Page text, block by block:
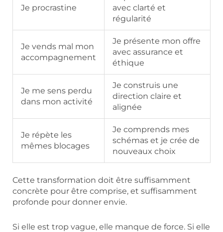
Je procrastine
avec clarté et
régularité
Je vends mal mon
accompagnement
Je présente mon offre
avec assurance et
éthique
Je me sens perdu
dans mon activité
Je construis une
direction claire et
alignée
Je répète les
mêmes blocages
Je comprends mes
schémas et je crée de
nouveaux choix
Cette transformation doit être suffisamment
concrète pour être comprise, et suffisamment
profonde pour donner envie.
Si elle est trop vague, elle manque de force. Si elle